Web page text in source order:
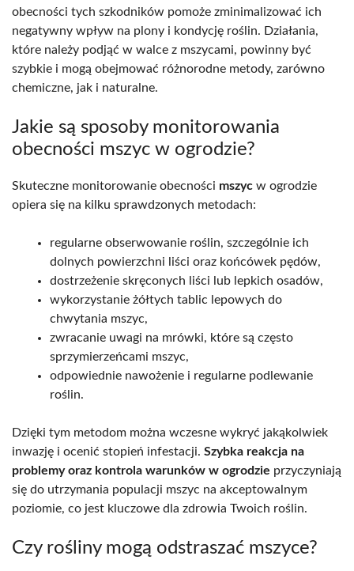
obecności tych szkodników pomoże zminimalizować ich
negatywny wpływ na plony i kondycję roślin. Działania,
które należy podjąć w walce z mszycami, powinny być
szybkie i mogą obejmować różnorodne metody, zarówno
chemiczne, jak i naturalne.
Jakie są sposoby monitorowania
obecności mszyc w ogrodzie?
Skuteczne monitorowanie obecności mszyc w ogrodzie
opiera się na kilku sprawdzonych metodach:
regularne obserwowanie roślin, szczególnie ich
dolnych powierzchni liści oraz końcówek pędów,
dostrzeżenie skręconych liści lub lepkich osadów,
wykorzystanie żółtych tablic lepowych do
chwytania mszyc,
zwracanie uwagi na mrówki, które są często
sprzymierzeńcami mszyc,
odpowiednie nawożenie i regularne podlewanie
roślin.
Dzięki tym metodom można wczesne wykryć jakąkolwiek
inwazję i ocenić stopień infestacji. Szybka reakcja na
problemy oraz kontrola warunków w ogrodzie przyczyniają
się do utrzymania populacji mszyc na akceptowalnym
poziomie, co jest kluczowe dla zdrowia Twoich roślin.
Czy rośliny mogą odstraszać mszyce?